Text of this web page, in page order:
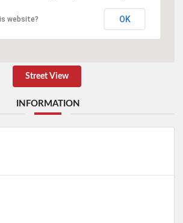
website? OK
Street View
INFORMATION